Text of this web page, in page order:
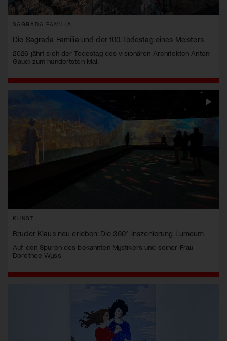
SAGRADA FAMÍLIA
Die Sagrada Família und der 100. Todestag eines Meisters
2026 jährt sich der Todestag des visionären Architekten Antoni
Gaudí zum hundertsten Mal.
KUNST
Bruder Klaus neu erleben: Die 360°-Inszenierung Lumeum
Auf den Spuren des bekannten Mystikers und seiner Frau
Dorothee Wyss